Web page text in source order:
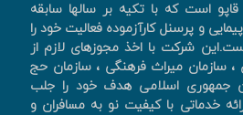
است که با تکیه بر سالها سابقه
و پرسنل کارآزموده فعالیت خود را
کرده است.این شرکت با اخذ مجوزهای لازم از
، سازمان میراث فرهنگی ، سازمان حج
جمهوری اسلامی هدف خود را جلب
خدماتی با کیفیت نو به مسافران و